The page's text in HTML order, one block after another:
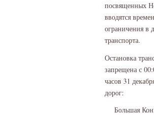
посвященных
вводятся
ограничения в
транспорта.
Остановка
запрещена с
часов 31
дорог:
Большая